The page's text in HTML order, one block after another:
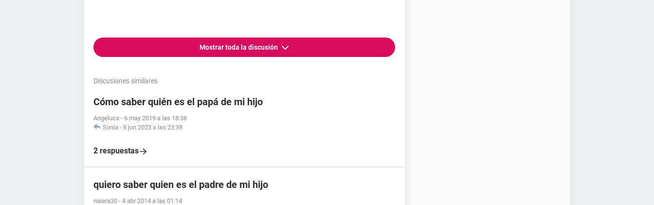
Mostrar toda la discusión
Discusiones similares
Cómo saber quién es el papá de mi hijo
Angeluca - 6 may 2019 a las 18:38
Sonia - 8 jun 2023 a las 23:38
2 respuestas
quiero saber quien es el padre de mi hijo
naiara30 - 4 abr 2014 a las 01:14